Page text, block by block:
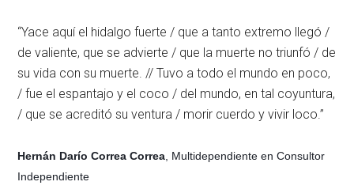
“Yace aquí el hidalgo fuerte / que a tanto extremo llegó /
de valiente, que se advierte / que la muerte no triunfó / de
su vida con su muerte. // Tuvo a todo el mundo en poco,
/ fue el espantajo y el coco / del mundo, en tal coyuntura,
/ que se acreditó su ventura / morir cuerdo y vivir loco.”
Hernán Darío Correa Correa Multidependiente en Consultor
Independiente